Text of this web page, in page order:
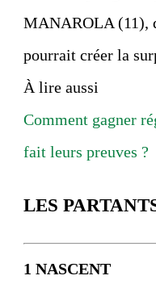
MANAROLA (11),
pourrait créer la
À lire aussi
Comment gagner
fait leurs preuves ?
LES
1 NASCENT